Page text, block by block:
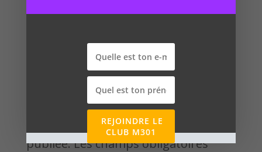
Poster le commentaire
Votre adresse e-mail ne sera pas
publiée.Les champs obligatoires
REJOINDRE LE
CLUB M301